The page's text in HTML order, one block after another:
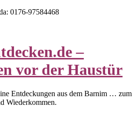
0176-97584468
–
vor der Haustür
Entdeckungen aus dem Barnim … zum
Wiederkommen.